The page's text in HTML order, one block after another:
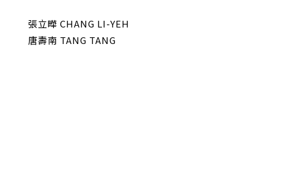
張立曄 CHANG LI-YEH
唐壽南 TANG TANG